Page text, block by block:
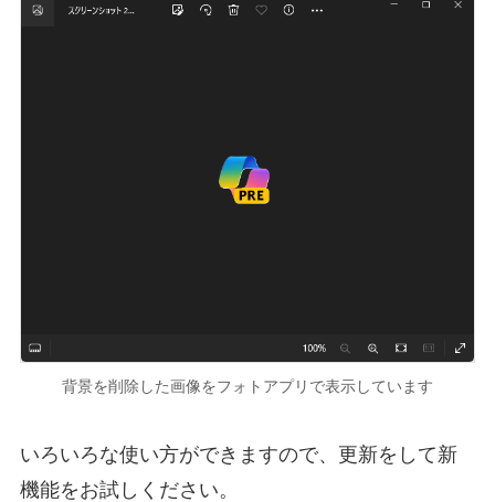
背景を削除した画像をフォトアプリで表示しています
いろいろな使い方ができますので、更新をして新
機能をお試しください。